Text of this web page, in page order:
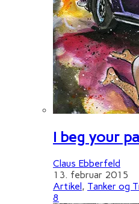
I beg your
Claus Ebberfeld
13. februar 2015
Artikel, Tanker og
8